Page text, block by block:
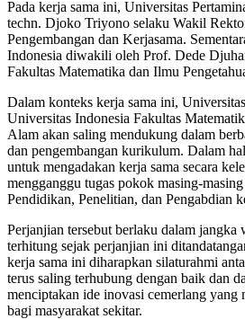
Pada kerja sama ini, Universitas
techn. Djoko Triyono selaku Wakil
Pengembangan dan Kerjasama.
Indonesia diwakili oleh Prof. Dede
Fakultas Matematika dan Ilmu
Dalam konteks kerja sama ini,
Universitas Indonesia Fakultas
Alam akan saling mendukung dalam
dan pengembangan kurikulum. Dalam
untuk mengadakan kerja sama secara
mengganggu tugas pokok masing-
Pendidikan, Penelitian, dan Pengabdian
Perjanjian tersebut berlaku dalam jangka
terhitung sejak perjanjian ini
kerja sama ini diharapkan silaturahmi
terus saling terhubung dengan baik dan
menciptakan ide inovasi cemerlang yang
bagi masyarakat sekitar.